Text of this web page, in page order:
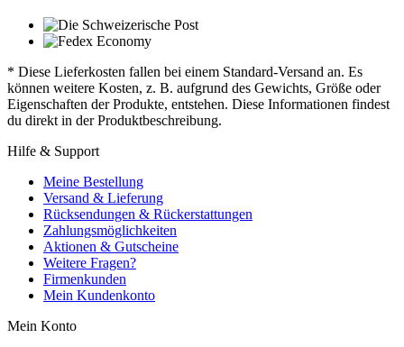
* Diese Lieferkosten fallen bei einem Standard-Versand an. Es
können weitere Kosten, z. B. aufgrund des Gewichts, Größe oder
Eigenschaften der Produkte, entstehen. Diese Informationen findest
du direkt in der Produktbeschreibung.
Hilfe & Support
Meine Bestellung
Versand & Lieferung
Rücksendungen & Rückerstattungen
Zahlungsmöglichkeiten
Aktionen & Gutscheine
Weitere Fragen?
Firmenkunden
Mein Kundenkonto
Mein Konto